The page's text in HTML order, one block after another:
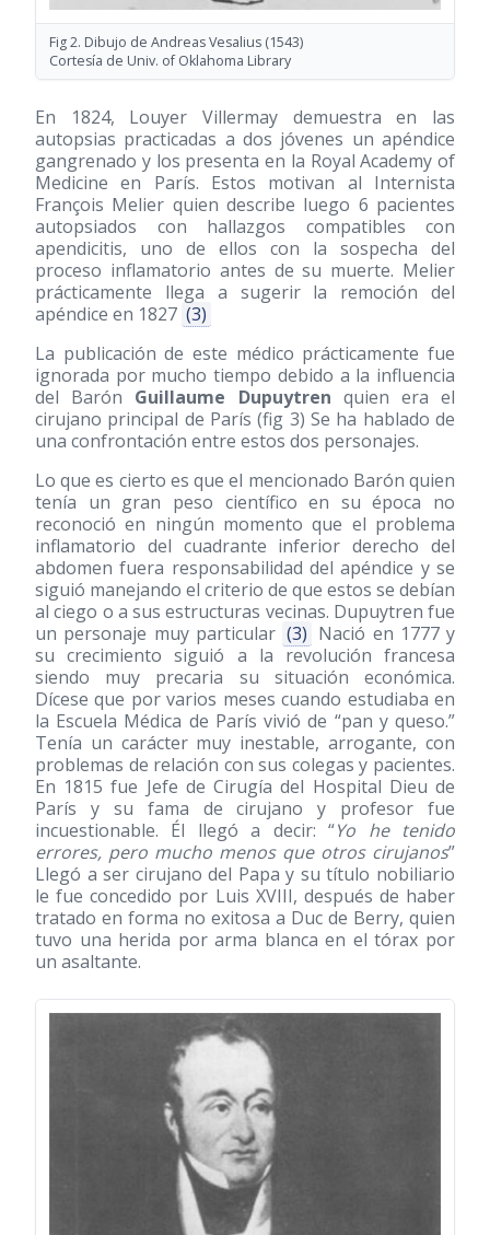
Fig 2. Dibujo de Andreas Vesalius (1543)
Cortesía de Univ. of Oklahoma Library
En 1824, Louyer Villermay demuestra en las
autopsias practicadas a dos jóvenes un apéndice
gangrenado y los presenta en la Royal Academy of
Medicine en París. Estos motivan al Internista
François Melier quien describe luego 6 pacientes
autopsiados con hallazgos compatibles con
apendicitis, uno de ellos con la sospecha del
proceso inflamatorio antes de su muerte. Melier
prácticamente llega a sugerir la remoción del
apéndice en 1827 (3)
La publicación de este médico prácticamente fue
ignorada por mucho tiempo debido a la influencia
del Barón Guillaume Dupuytren quien era el
cirujano principal de París (fig 3) Se ha hablado de
una confrontación entre estos dos personajes.
Lo que es cierto es que el mencionado Barón quien
tenía un gran peso científico en su época no
reconoció en ningún momento que el problema
inflamatorio del cuadrante inferior derecho del
abdomen fuera responsabilidad del apéndice y se
siguió manejando el criterio de que estos se debían
al ciego o a sus estructuras vecinas. Dupuytren fue
un personaje muy particular (3) Nació en 1777 y
su crecimiento siguió a la revolución francesa
siendo muy precaria su situación económica.
Dícese que por varios meses cuando estudiaba en
la Escuela Médica de París vivió de “pan y queso.”
Tenía un carácter muy inestable, arrogante, con
problemas de relación con sus colegas y pacientes.
En 1815 fue Jefe de Cirugía del Hospital Dieu de
París y su fama de cirujano y profesor fue
incuestionable. Él llegó a decir: “Yo he tenido
errores, pero mucho menos que otros cirujanos”
Llegó a ser cirujano del Papa y su título nobiliario
le fue concedido por Luis XVIII, después de haber
tratado en forma no exitosa a Duc de Berry, quien
tuvo una herida por arma blanca en el tórax por
un asaltante.